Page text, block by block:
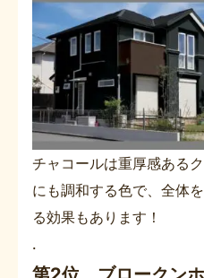
チャコールは重厚感ある
にも調和する色で、全体
る効果もあります！
.